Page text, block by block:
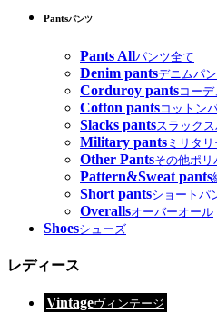
Pantsパンツ
Pants Allパンツ全て
Denim pantsデニムパ
Corduroy pantsコー
Cotton pantsコットン
Slacks pantsスラック
Military pants ミリタ
Other Pantsその他ポリ
Pattern&Sweat pants
Short pantsショートパ
Overallsオーバーオール
Shoesシューズ
レディース
Vintageヴィンテージ